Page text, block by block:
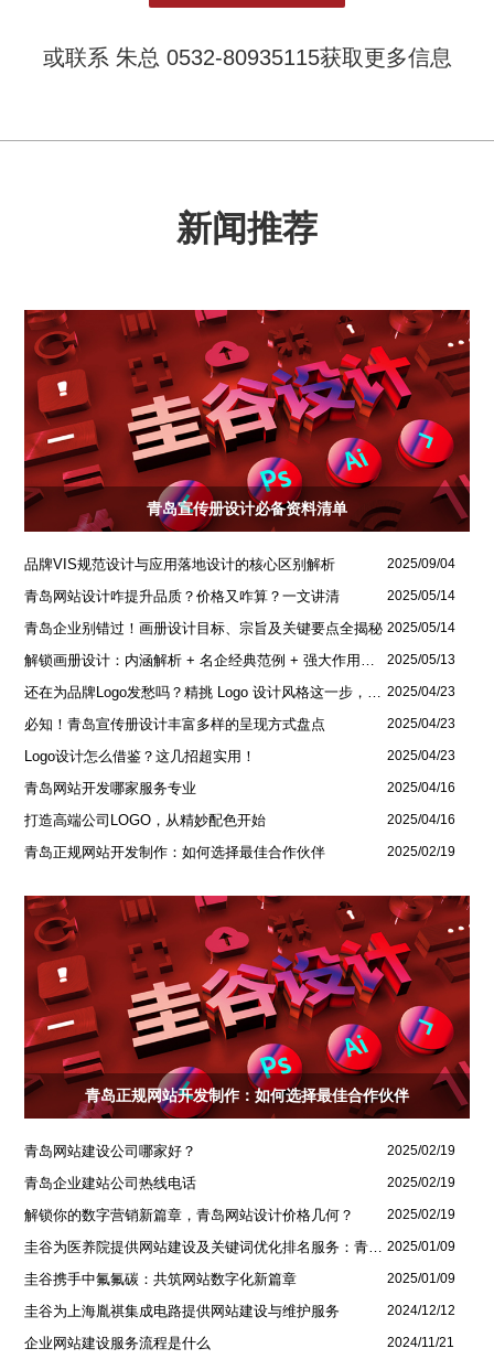
或联系 朱总 0532-80935115获取更多信息
新闻推荐
青岛宣传册设计必备资料清单
品牌VIS规范设计与应用落地设计的核心区别解析 2025/09/04
青岛网站设计咋提升品质？价格又咋算？一文讲清 2025/05/14
青岛企业别错过！画册设计目标、宗旨及关键要点全揭秘 2025/05/14
解锁画册设计：内涵解析 + 名企经典范例 + 强大作用全揭秘 2025/05/13
还在为品牌Logo发愁吗？精挑 Logo 设计风格这一步，轻松铸就独属于你的品牌魅力 2025/04/23
必知！青岛宣传册设计丰富多样的呈现方式盘点 2025/04/23
Logo设计怎么借鉴？这几招超实用！ 2025/04/23
青岛网站开发哪家服务专业 2025/04/16
打造高端公司LOGO，从精妙配色开始 2025/04/16
青岛正规网站开发制作：如何选择最佳合作伙伴 2025/02/19
青岛正规网站开发制作：如何选择最佳合作伙伴
青岛网站建设公司哪家好？ 2025/02/19
青岛企业建站公司热线电话 2025/02/19
解锁你的数字营销新篇章，青岛网站设计价格几何？ 2025/02/19
2025/01/09
圭谷携手中氟氟碳：共筑网站数字化新篇章 2025/01/09
圭谷为上海胤祺集成电路提供网站建设与维护服务 2024/12/12
企业网站建设服务流程是什么 2024/11/21